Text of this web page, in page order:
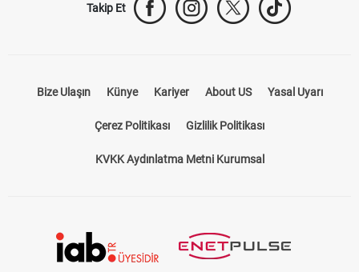
Takip Et
Bize Ulaşın Künye Kariyer About US Yasal Uyarı
Çerez Politikası Gizlilik Politikası
KVKK Aydınlatma Metni Kurumsal